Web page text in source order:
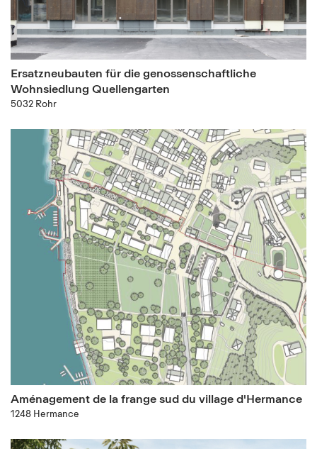
Ersatzneubauten für die genossenschaftliche
Wohnsiedlung Quellengarten
5032 Rohr
Aménagement de la frange sud du village d'Hermance
1248 Hermance